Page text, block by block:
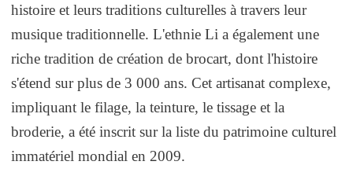
histoire et leurs traditions culturelles à travers leur
musique traditionnelle. L'ethnie Li a également une
riche tradition de création de brocart, dont l'histoire
s'étend sur plus de 3 000 ans. Cet artisanat complexe,
impliquant le filage, la teinture, le tissage et la
broderie, a été inscrit sur la liste du patrimoine culturel
immatériel mondial en 2009.